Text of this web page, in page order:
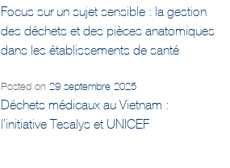
Focus sur un sujet sensible : la gestion
des déchets et des pièces anatomiques
dans les établissements de santé
Posted on 29 septembre 2025
Déchets médicaux au Vietnam :
l’initiative Tesalys et UNICEF